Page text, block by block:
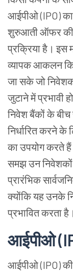
आईपीओ(IPO)का
शुरुआतीऑफर
प्रक्रियाहै। इस
व्यापकआकलन
जासकेजो
जुटानेमेंप्रभावी
निवेशबैंकोंकेबीच
निर्धारितकरनेके
काउपयोगकरते
समझउननिवेशकों
प्रारंभिक
क्योंकियहउनके
प्रभावितकरताहै।
आईपीओ
आईपीओ(IPO)की